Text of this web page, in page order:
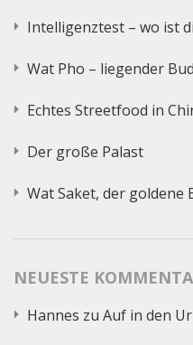
Intelligenztest – wo ist
Wat Pho – liegender
Echtes Streetfood in
Der große Palast
Wat Saket, der goldene
NEUESTE
Hannes zu Auf in den